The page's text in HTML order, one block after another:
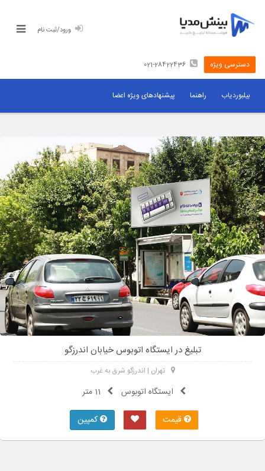
ورود/ثبت نام
دسترسی ویژه 021-28422436
قیمت بیلبورد
اثربخشی بیلبورد
برای صاحبان رسانه
بیلبوردیاب راهنما پیشنهادهای ویژه اعضا
تبلیغ در ایستگاه اتوبوس خیابان اندرزگو
تهران | اندرزگو شرق به غرب
ایستگاه اتوبوس
قیمت
کمپین